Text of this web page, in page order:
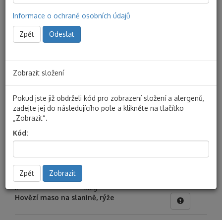
Nabídka chlazených
jídel 26. týden 2025
Objednávat mohou pouze přihlášení uživatelé.Přihlásit
se můžete zde.
teplých jídel,
23.06.2025 - Pondělí
I. 510g
Hovězí maso na slanině, rýže
Informace o ochraně osobních údajů
Zpět Odeslat
Zobrazit složení
Pokud jste již obdrželi kód pro zobrazení složení a alergenů,
zadejte jej do následujícího pole a klikněte na tlačítko
„Zobrazit“.
Kód:
Zpět Zobrazit